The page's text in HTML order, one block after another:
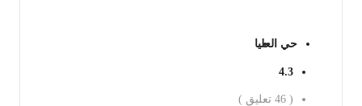
حي العليا
4.3
46 تعليق )